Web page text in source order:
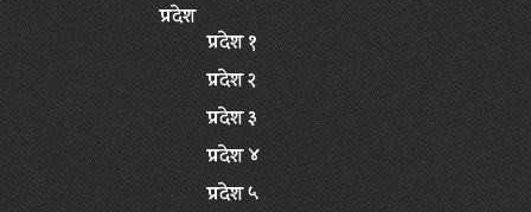
प्रदेश
प्रदेश १
प्रदेश २
प्रदेश ३
प्रदेश ४
प्रदेश ५